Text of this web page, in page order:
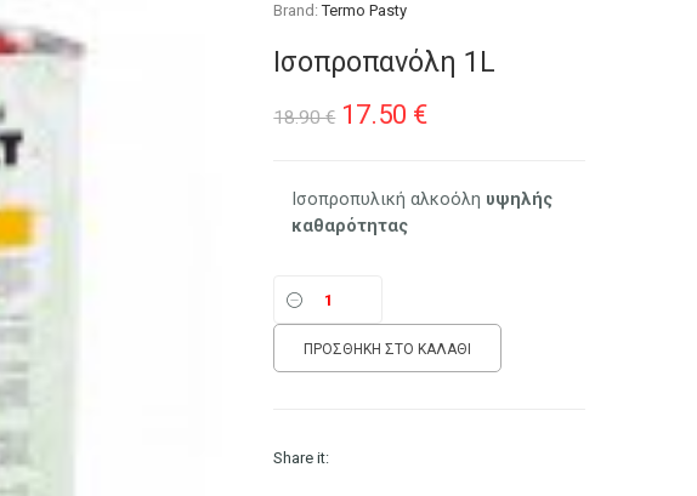
Brand:Termo Pasty
Ισοπροπανόλη 1L
18.90€ Original
was:
18.90 €.
17.50 €Η
τιμή
Ισοπροπυλική αλκοόλη υψηλής
καθαρότητας
ΠΡΟΣΘΉΚΗ ΣΤΟ ΚΑΛΆΘΙ
Share it: